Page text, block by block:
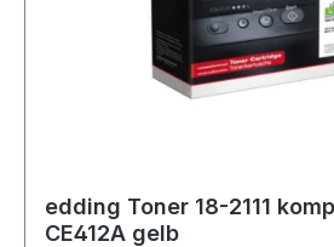
edding Toner 18-2111
CE412A gelb